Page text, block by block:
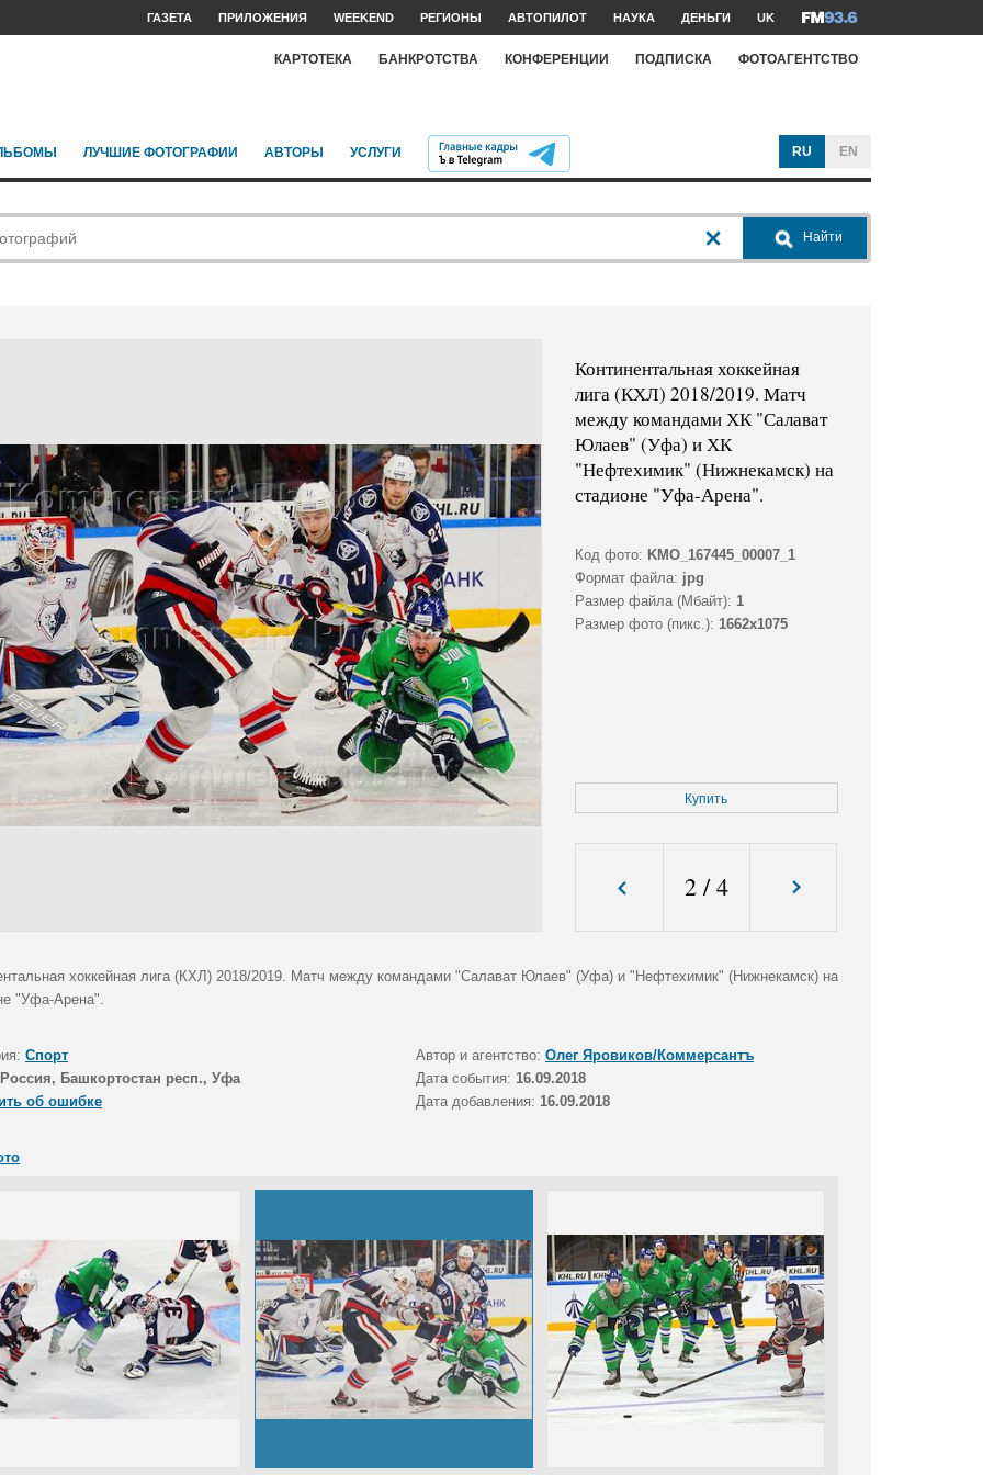
ГАЗЕТА ПРИЛОЖЕНИЯ WEEKEND РЕГИОНЫ АВТОПИЛОТ НАУКА ДЕНЬГИ UK
КАРТОТЕКА БАНКРОТСТВА КОНФЕРЕНЦИИ ПОДПИСКА ФОТОАГЕНТСТВО
ЛУЧШИЕ ФОТОГРАФИИ АВТОРЫ УСЛУГИ RU EN
Найти
Континентальная хоккейная
лига (КХЛ) 2018/2019. Матч
между командами ХК "Салават
Юлаев" (Уфа) и ХК
"Нефтехимик" (Нижнекамск) на
стадионе "Уфа-Арена".
Код фото: KMO_167445_00007_1
Формат файла: jpg
Размер файла (Мбайт): 1
Размер фото (пикс.): 1662x1075
Купить
2/4
хоккейная лига (КХЛ) 2018/2019. Матч между командами "Салават Юлаев" (Уфа) и "Нефтехимик" (Нижнекамск) на
"Уфа-Арена".
Спорт Автор и агентство: Олег Яровиков/Коммерсантъ
Россия, Башкортостан респ., Уфа Дата события: 16.09.2018
об ошибке
Дата добавления: 16.09.2018